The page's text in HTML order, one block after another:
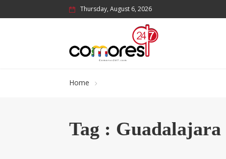
Thursday, August 6, 2026
Home
Tag :